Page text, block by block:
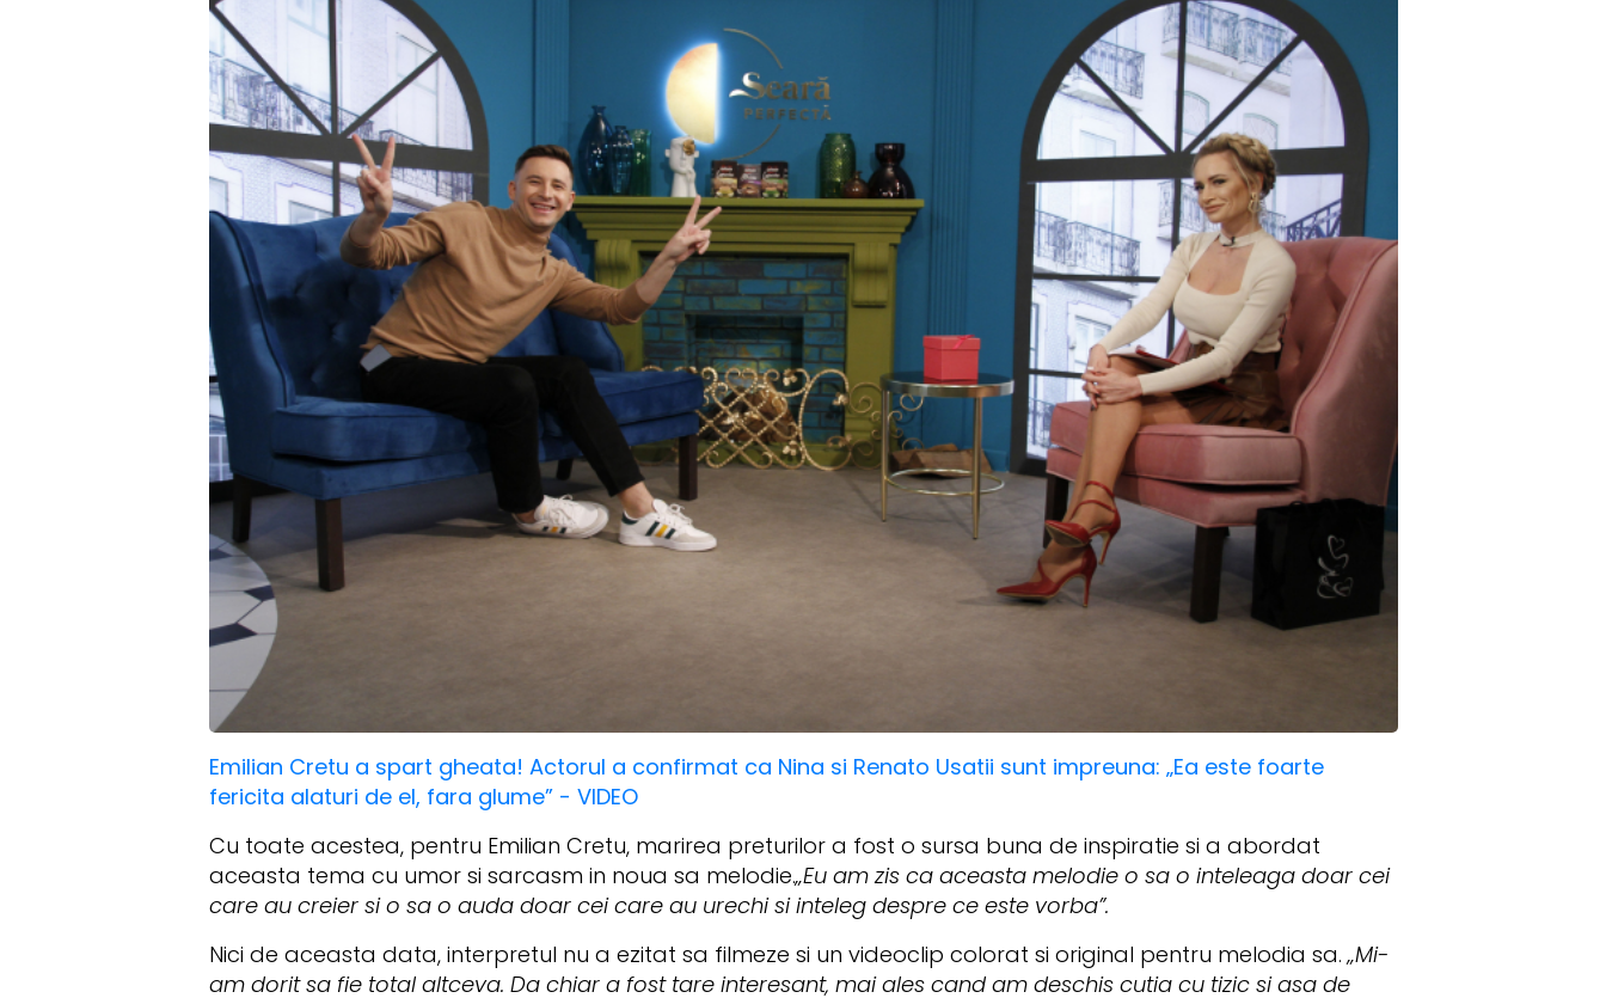
Emilian Cretu a spart gheata! Actorul a confirmat ca Nina si Renato Usatii sunt impreuna: „Ea este foarte
fericita alaturi de el, fara glume” - VIDEO
Cu toate acestea, pentru Emilian Cretu, marirea preturilor a fost o sursa buna de inspiratie si a abordat
aceasta tema cu umor si sarcasm in noua sa melodie.„Eu am zis ca aceasta melodie o sa o inteleaga doar cei
care au creier si o sa o auda doar cei care au urechi si inteleg despre ce este vorba”.
Nici de aceasta data, interpretul nu a ezitat sa filmeze si un videoclip colorat si original pentru melodia sa.„Mi-
am dorit sa fie total altceva. Da chiar a fost tare interesant, mai ales cand am deschis cutia cu tizic si asa de